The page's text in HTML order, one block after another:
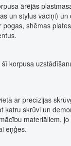
ārējās
un stylus vāciņi) un
pogas, shēmas
korpusa
ar precīzijas
katru skrūvi un
materiāliem,
eņģes.